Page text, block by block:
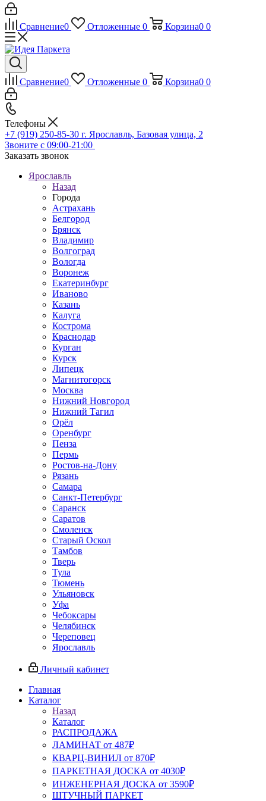
Сравнение0 Отложенные 0 Корзина0 0
Сравнение0 Отложенные 0 Корзина0 0
Телефоны
+7 (919) 250-85-30 г. Ярославль, Базовая улица, 2
Звоните с 09:00-21:00
Заказать звонок
Ярославль
Назад
Города
Астрахань
Белгород
Брянск
Владимир
Волгоград
Вологда
Воронеж
Екатеринбург
Иваново
Казань
Калуга
Кострома
Краснодар
Курган
Курск
Липецк
Магнитогорск
Москва
Нижний Новгород
Нижний Тагил
Орёл
Оренбург
Пенза
Пермь
Ростов‑на‑Дону
Рязань
Самара
Санкт‑Петербург
Саранск
Саратов
Смоленск
Старый Оскол
Тамбов
Тверь
Тула
Тюмень
Ульяновск
Уфа
Чебоксары
Челябинск
Череповец
Ярославль
Личный кабинет
Главная
Каталог
Назад
Каталог
РАСПРОДАЖА
ЛАМИНАТ от 487₽
КВАРЦ-ВИНИЛ от 870₽
ПАРКЕТНАЯ ДОСКА от 4030₽
ИНЖЕНЕРНАЯ ДОСКА от 3590₽
ШТУЧНЫЙ ПАРКЕТ